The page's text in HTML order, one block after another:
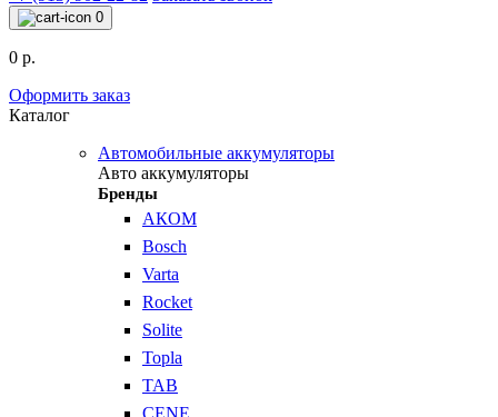
0
0 р.
Оформить заказ
Каталог
Автомобильные аккумуляторы
Авто аккумуляторы
Бренды
АКОМ
Bosch
Varta
Rocket
Solite
Topla
TAB
CENE